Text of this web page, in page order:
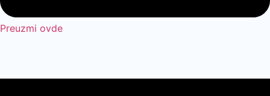
Preuzmi ovde